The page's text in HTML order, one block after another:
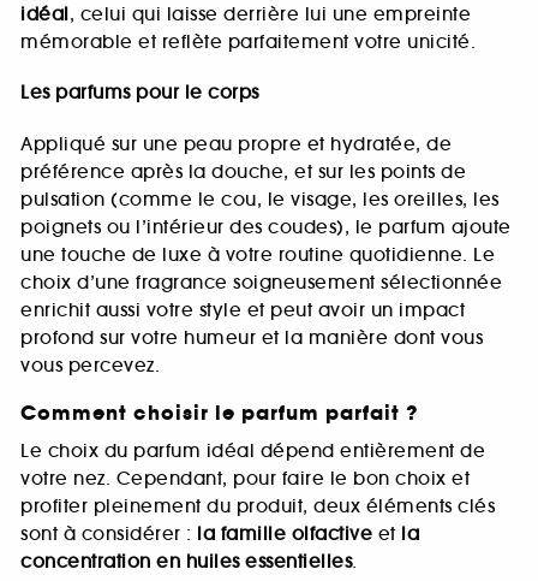
idéal, celui qui laisse derrière lui une empreinte
mémorable et reflète parfaitement votre unicité.
Les parfums pour le corps
Appliqué sur une peau propre et hydratée, de
préférence après la douche, et sur les points de
pulsation (comme le cou, le visage, les oreilles, les
poignets ou l’intérieur des coudes), le parfum ajoute
une touche de luxe à votre routine quotidienne. Le
choix d’une fragrance soigneusement sélectionnée
enrichit aussi votre style et peut avoir un impact
profond sur votre humeur et la manière dont vous
vous percevez.
Comment choisir le parfum parfait ?
Le choix du parfum idéal dépend entièrement de
votre nez. Cependant, pour faire le bon choix et
profiter pleinement du produit, deux éléments clés
sont à considérer : la famille olfactive et la
concentration en huiles essentielles.